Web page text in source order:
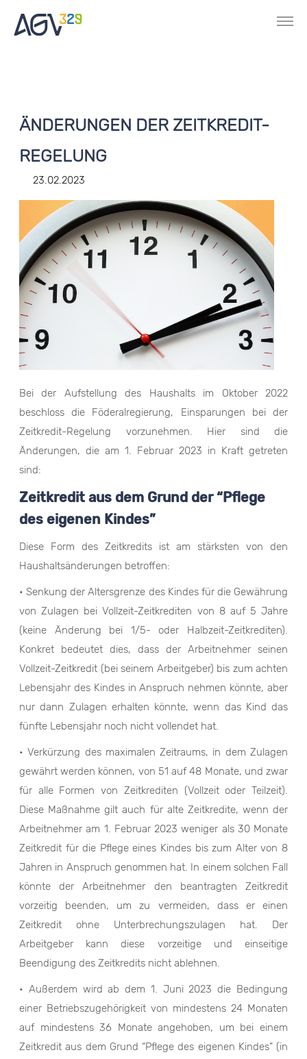
ÄNDERUNGEN DER ZEITKREDIT-
REGELUNG
23.02.2023
Bei der Aufstellung des Haushalts im Oktober 2022
beschloss die Föderalregierung, Einsparungen bei der
Zeitkredit-Regelung vorzunehmen. Hier sind die
Änderungen, die am 1. Februar 2023 in Kraft getreten
sind:
Zeitkredit aus dem Grund der “Pflege
des eigenen Kindes”
Diese Form des Zeitkredits ist am stärksten von den
Haushaltsänderungen betroffen:
• Senkung der Altersgrenze des Kindes für die Gewährung
von Zulagen bei Vollzeit-Zeitkrediten von 8 auf 5 Jahre
(keine Änderung bei 1/5- oder Halbzeit-Zeitkrediten).
Konkret bedeutet dies, dass der Arbeitnehmer seinen
Vollzeit-Zeitkredit (bei seinem Arbeitgeber) bis zum achten
Lebensjahr des Kindes in Anspruch nehmen könnte, aber
nur dann Zulagen erhalten könnte, wenn das Kind das
fünfte Lebensjahr noch nicht vollendet hat.
• Verkürzung des maximalen Zeitraums, in dem Zulagen
gewährt werden können, von 51 auf 48 Monate, und zwar
für alle Formen von Zeitkrediten (Vollzeit oder Teilzeit).
Diese Maßnahme gilt auch für alte Zeitkredite, wenn der
Arbeitnehmer am 1. Februar 2023 weniger als 30 Monate
Zeitkredit für die Pflege eines Kindes bis zum Alter von 8
Jahren in Anspruch genommen hat. In einem solchen Fall
könnte der Arbeitnehmer den beantragten Zeitkredit
vorzeitig beenden, um zu vermeiden, dass er einen
Zeitkredit ohne Unterbrechungszulagen hat. Der
Arbeitgeber kann diese vorzeitige und einseitige
Beendigung des Zeitkredits nicht ablehnen.
• Außerdem wird ab dem 1. Juni 2023 die Bedingung
einer Betriebszugehörigkeit von mindestens 24 Monaten
auf mindestens 36 Monate angehoben, um bei einem
Zeitkredit aus dem Grund “Pflege des eigenen Kindes” (in